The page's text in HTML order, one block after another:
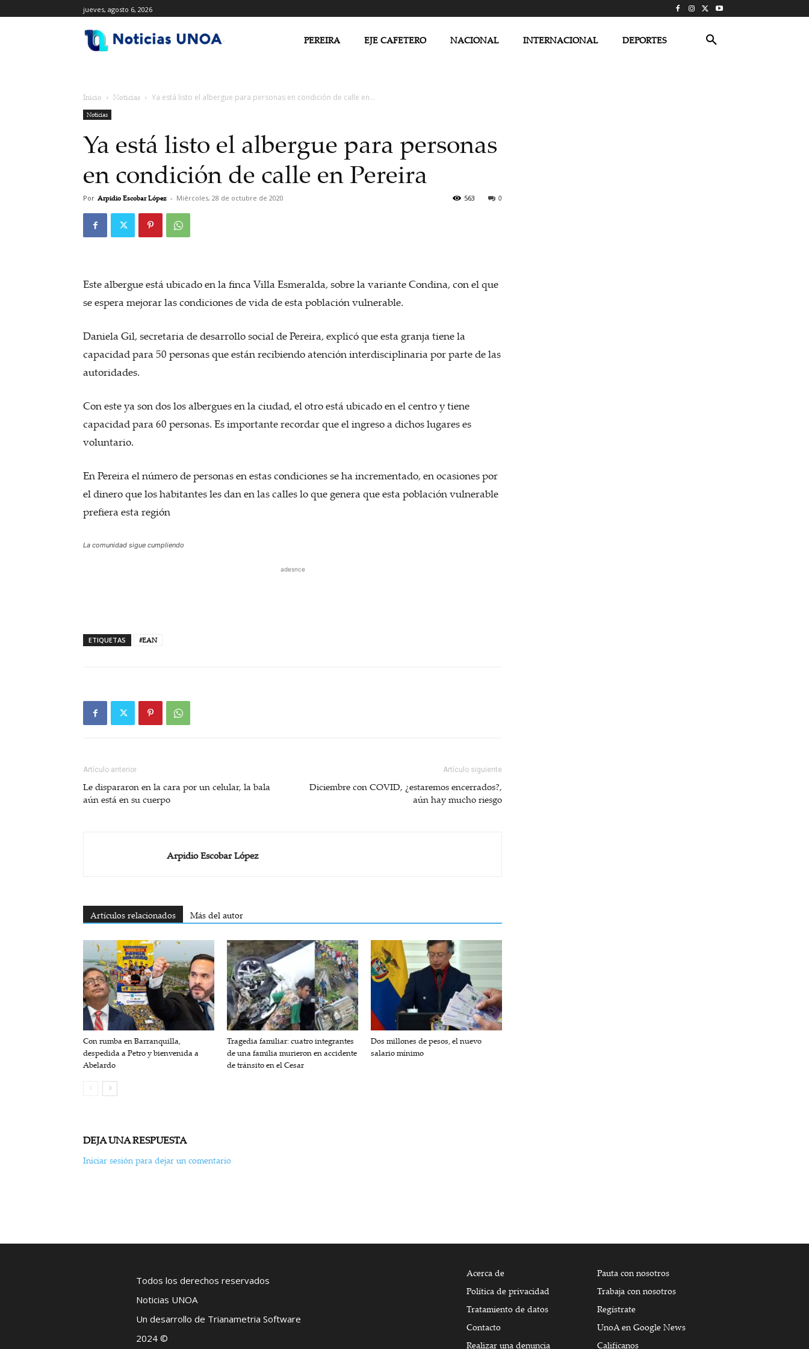
jueves, agosto 6, 2026
PEREIRA EJE CAFETERO NACIONAL INTERNACIONAL DEPORTES
Inicio Noticias Ya está listo el albergue para personas en condición de calle en...
Noticias
Ya está listo el albergue para personas
en condición de calle en Pereira
Por Arpidio Escobar López - Miércoles, 28 de octubre de 2020 0
563
Este albergue está ubicado en la finca Villa Esmeralda, sobre la variante Condina, con el que
se espera mejorar las condiciones de vida de esta población vulnerable.
Daniela Gil, secretaria de desarrollo social de Pereira, explicó que esta granja tiene la
capacidad para 50 personas que están recibiendo atención interdisciplinaria por parte de las
autoridades.
Con este ya son dos los albergues en la ciudad, el otro está ubicado en el centro y tiene
capacidad para 60 personas. Es importante recordar que el ingreso a dichos lugares es
voluntario.
En Pereira el número de personas en estas condiciones se ha incrementado, en ocasiones por
el dinero que los habitantes les dan en las calles lo que genera que esta población vulnerable
prefiera esta región
La comunidad sigue cumpliendo
adesnce
ETIQUETAS #EAN
Artículo anterior
Le dispararon en la cara por un celular, la bala
aún está en su cuerpo
Artículo siguiente
Diciembre con COVID, ¿estaremos encerrados?,
aún hay mucho riesgo
Arpidio Escobar López
Artículos relacionados Más del autor
Con rumba en Barranquilla,
despedida a Petro y bienvenida a
Abelardo
Tragedia familiar: cuatro integrantes
de una familia murieron en accidente
de tránsito en el Cesar
Dos millones de pesos, el nuevo
salario mínimo
DEJA UNA RESPUESTA
Iniciar sesión para dejar un comentario
Todos los derechos reservados
Noticias UNOA
Un desarrollo de Trianametria Software
2024 ©
Acerca de
Política de privacidad
Tratamiento de datos
Contacto
Realizar una denuncia
Pauta con nosotros
Trabaja con nosotros
Regístrate
UnoA en Google News
Califícanos